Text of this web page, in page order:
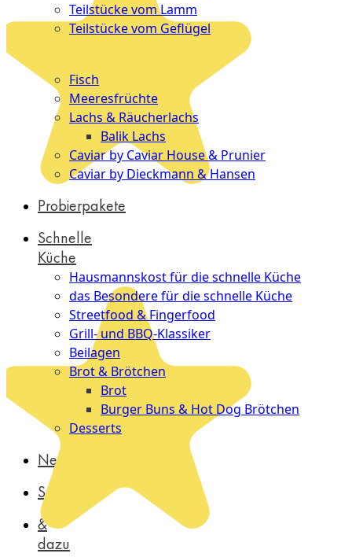
Teilstücke vom Lamm
Teilstücke vom Geflügel
Fisch
Meeresfrüchte
Lachs & Räucherlachs
Balik Lachs
Caviar by Caviar House & Prunier
Caviar by Dieckmann & Hansen
Probierpakete
Schnelle
Küche
Hausmannskost für die schnelle Küche
das Besondere für die schnelle Küche
Streetfood & Fingerfood
Grill- und BBQ-Klassiker
Beilagen
Brot & Brötchen
Brot
Burger Buns & Hot Dog Brötchen
Desserts
Neu
Sale
&
dazu